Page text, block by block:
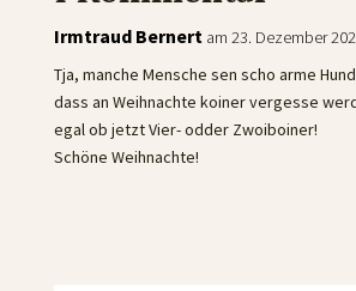
Irmtraud Bernert am 23. Dezember
Tja, manche Mensche sen scho arme
dass an Weihnachte koiner vergesse
egal ob jetzt Vier- odder Zwoiboiner!
Schöne Weihnachte!